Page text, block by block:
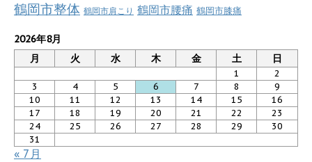
鶴岡市整体 鶴岡市肩こり 鶴岡市腰痛 鶴岡市膝痛
2026年8月
月
火 水 木 金 土 日
1
2
3
4 5 6 7 8
9
10
11 12 13 14 15
16
17
18 19 20 21 22
23
24
25 26 27 28 29
30
31
« 7月